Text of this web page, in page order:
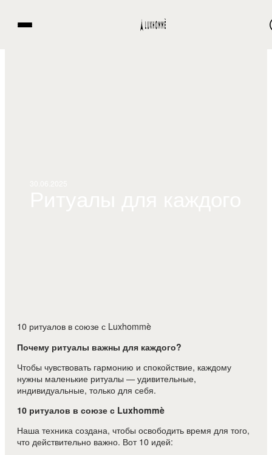
10 ритуалов в союзе с Luxhommè
Почему ритуалы важны для каждого?
Чтобы чувствовать гармонию и спокойствие, каждому
нужны маленькие ритуалы — удивительные,
индивидуальные, только для себя.
10 ритуалов в союзе с Luxhommè
Наша техника создана, чтобы освободить время для того,
что действительно важно. Вот 10 идей: